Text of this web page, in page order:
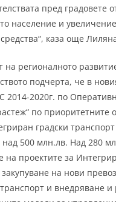
пред градовете
население и
каза още
регионалното
подчерта, че в
2014-2020г. по
по приоритетните
градски транспорт
500 млн.лв. Над 280
на проектите за
на нови
транспорт и внедряване